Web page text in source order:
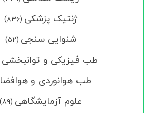
ژنتیک پزشکی (۸۳۶)
شنوایی سنجی (۵۲)
طب فیزیکی و توانبخشی
طب هوانوردی و هوافضا
علوم آزمایشگاهی (۸۹)